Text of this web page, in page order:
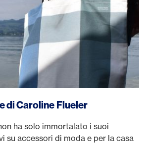
di Caroline Flueler
ha solo immortalato i suoi
su accessori di moda e per la casa